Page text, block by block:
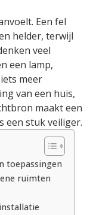
Een fel
helder, terwijl
veel
een lamp,
meer
van een huis,
maakt een
een stuk veiliger.
toepassingen
ruimten